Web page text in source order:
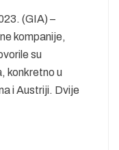
(GIA) –
kompanije,
su
konkretno u
i Austriji. Dvije